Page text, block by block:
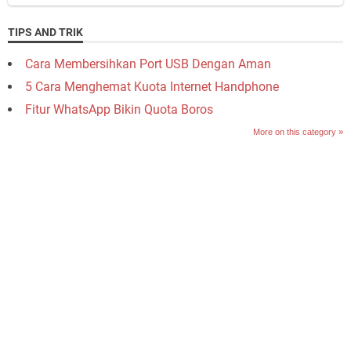
TIPS AND TRIK
Cara Membersihkan Port USB Dengan Aman
5 Cara Menghemat Kuota Internet Handphone
Fitur WhatsApp Bikin Quota Boros
More on this category »